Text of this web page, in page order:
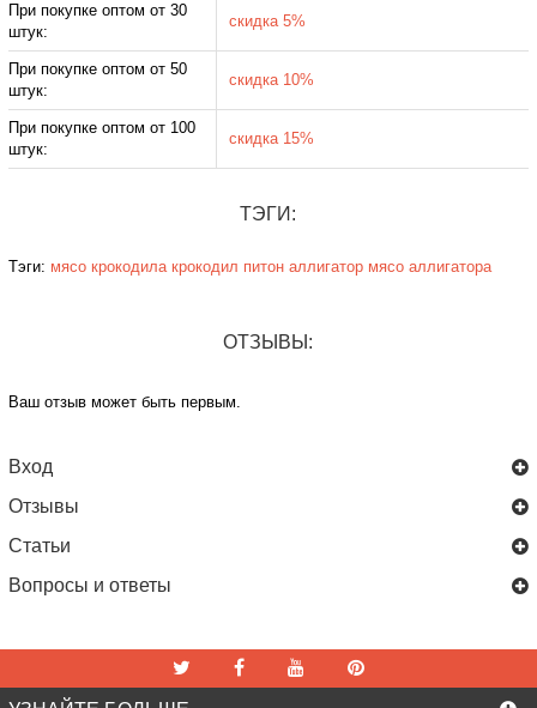
При покупке оптом от 30
штук:
скидка 5%
При покупке оптом от 50
штук:
скидка 10%
При покупке оптом от 100
штук:
скидка 15%
ТЭГИ:
Тэги: мясо крокодила крокодил питон аллигатор мясо аллигатора
ОТЗЫВЫ:
Ваш отзыв может быть первым.
Вход
Отзывы
Статьи
Вопросы и ответы